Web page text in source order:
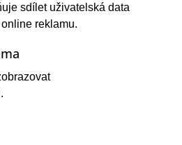
sdílet uživatelská data
reklamu.